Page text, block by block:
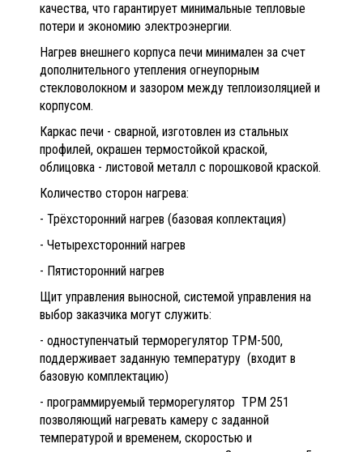
качества, что гарантирует минимальные тепловые
потери и экономию электроэнергии.
Нагрев внешнего корпуса печи минимален за счет
дополнительного утепления огнеупорным
стекловолокном и зазором между теплоизоляцией и
корпусом.
Каркас печи - сварной, изготовлен из стальных
профилей, окрашен термостойкой краской,
облицовка - листовой металл с порошковой краской.
Количество сторон нагрева:
- Трёхсторонний нагрев (базовая коплектация)
- Четырехсторонний нагрев
- Пятисторонний нагрев
Щит управления выносной, системой управления на
выбор заказчика могут служить:
- одноступенчатый терморегулятор ТРМ-500,
поддерживает заданную температуру (входит в
базовую комплектацию)
- программируемый терморегулятор ТРМ 251
позволяющий нагревать камеру с заданной
температурой и временем, скоростью и